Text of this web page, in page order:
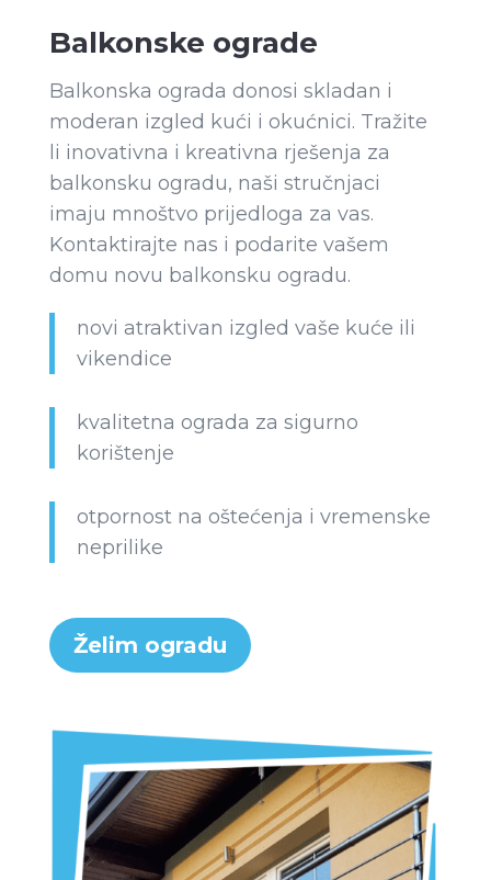
Balkonske ograde
Balkonska ograda donosi skladan i
moderan izgled kući i okućnici. Tražite
li inovativna i kreativna rješenja za
balkonsku ogradu, naši stručnjaci
imaju mnoštvo prijedloga za vas.
Kontaktirajte nas i podarite vašem
domu novu balkonsku ogradu.
novi atraktivan izgled vaše kuće ili
vikendice
kvalitetna ograda za sigurno
korištenje
otpornost na oštećenja i vremenske
neprilike
Želim ogradu